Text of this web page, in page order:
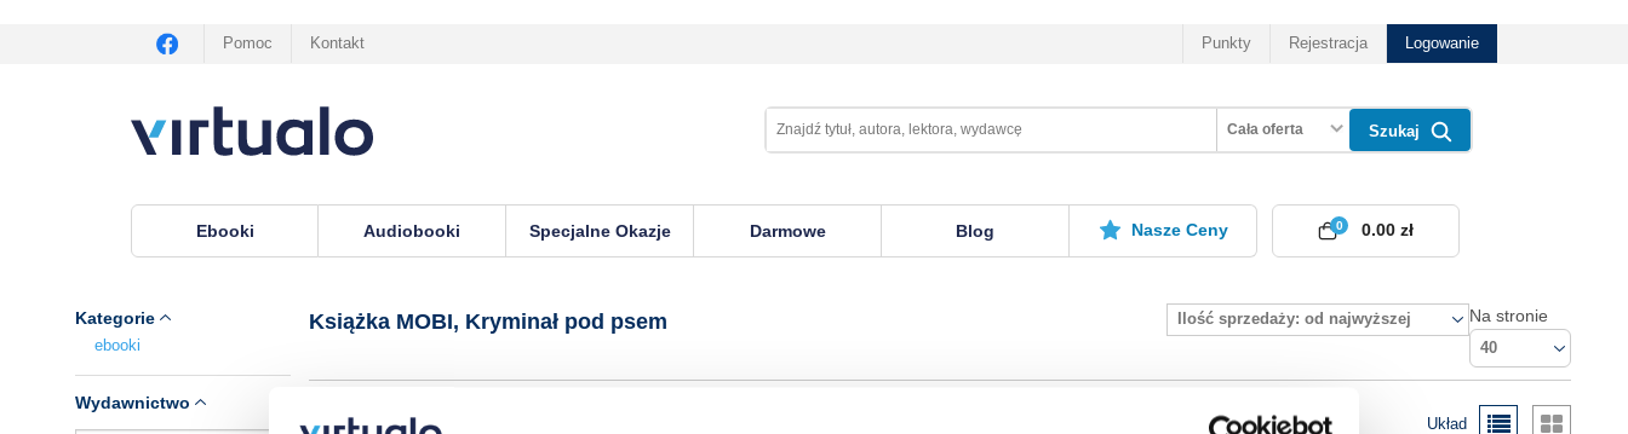
Pomoc Kontakt Punkty Rejestracja Logowanie
Cała oferta Szukaj
Ebooki Audiobooki Specjalne Okazje Darmowe Blog Nasze Ceny 0
0.00 zł
Kategorie
ebooki
Wydawnictwo
Książka MOBI, Kryminał pod psem Ilość sprzedaży: od najwyższej Na stronie
40
Układ